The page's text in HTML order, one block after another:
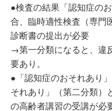
●検査の結果「認知症の
合、臨時適性検査（専門
診断書の提出が必要
→第一分類になると、違
要あり。
●「認知症のおそれあり
それあり」（第二分類）
の高齢者講習の受講が必